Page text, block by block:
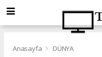
Anasayfa DÜNYA